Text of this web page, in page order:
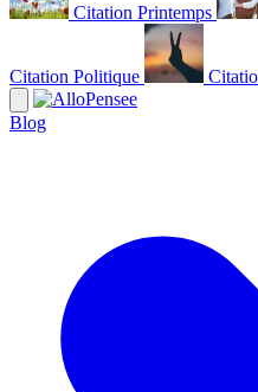
Citation Printemps
Citation Politique
Blog